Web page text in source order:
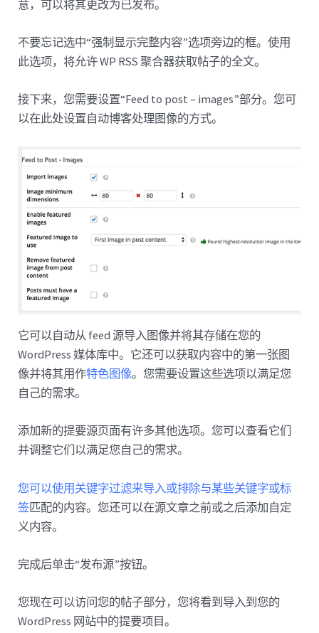
意，可以将其更改为已发布。
不要忘记选中“强制显示完整内容”选项旁边的框。使用
此选项，将允许 WP RSS 聚合器获取帖子的全文。
接下来，您需要设置“Feed to post – images”部分。您可
以在此处设置自动博客处理图像的方式。
它可以自动从 feed 源导入图像并将其存储在您的
WordPress 媒体库中。它还可以获取内容中的第一张图
像并将其用作特色图像。您需要设置这些选项以满足您
自己的需求。
添加新的提要源页面有许多其他选项。您可以查看它们
并调整它们以满足您自己的需求。
您可以使用关键字过滤来导入或排除与某些关键字或标
签匹配的内容。您还可以在源文章之前或之后添加自定
义内容。
完成后单击“发布源”按钮。
您现在可以访问您的帖子部分，您将看到导入到您的
WordPress 网站中的提要项目。